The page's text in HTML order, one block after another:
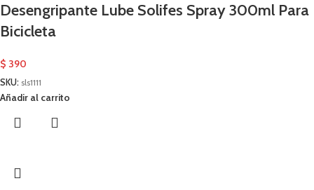
Desengripante Lube Solifes Spray 300ml Para
Bicicleta
$ 390
SKU: sls1111
Añadir al carrito